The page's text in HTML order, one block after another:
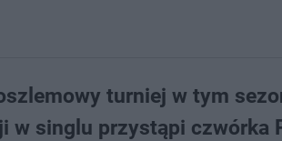
turniej w tym
w singlu przystąpi czwórka